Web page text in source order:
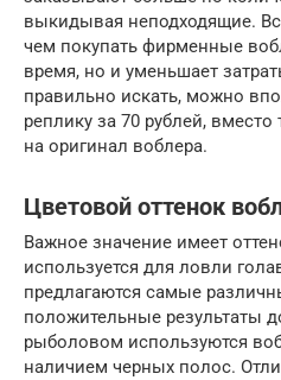
выкидывая неподходящие.
чем покупать фирменные
время, но и уменьшает
правильно искать, можно
реплику за 70 рублей, вместо
на оригинал воблера.
Цветовой оттенок
Важное значение имеет
используется для ловли
предлагаются самые
положительные результаты
рыболовом используются
наличием черных полос.